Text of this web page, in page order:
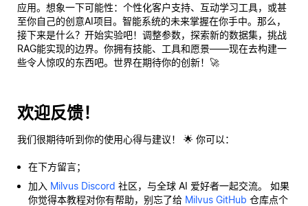
应用。想象一下可能性：个性化客户支持、互动学习工具，或甚
至你自己的创意AI项目。智能系统的未来掌握在你手中。那么，
接下来是什么？开始实验吧！调整参数，探索新的数据集，挑战
RAG能实现的边界。你拥有技能、工具和愿景——现在去构建一
些令人惊叹的东西吧。世界在期待你的创新！🚀
欢迎反馈！
我们很期待听到你的使用心得与建议！ 🌟 你可以：
在下方留言；
加入 Milvus Discord 社区，与全球 AI 爱好者一起交流。 如果
你觉得本教程对你有帮助，别忘了给 Milvus GitHub 仓库点个